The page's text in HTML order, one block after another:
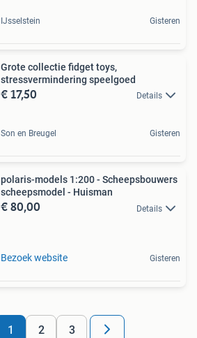
IJsselstein Gisteren
Grote collectie fidget toys,
stressvermindering speelgoed
€ 17,50 Details
Son en Breugel Gisteren
polaris-models 1:200 - Scheepsbouwers
scheepsmodel - Huisman
€ 80,00 Details
Bezoek website Gisteren
1 2 3